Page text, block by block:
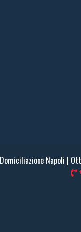
Domiciliazione Napoli |